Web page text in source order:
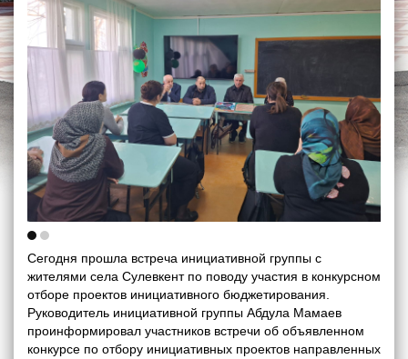
Сегодня прошла встреча инициативной группы с
жителями села Сулевкент по поводу участия в конкурсном
отборе проектов инициативного бюджетирования.
Руководитель инициативной группы Абдула Мамаев
проинформировал участников встречи об объявленном
конкурсе по отбору инициативных проектов направленных